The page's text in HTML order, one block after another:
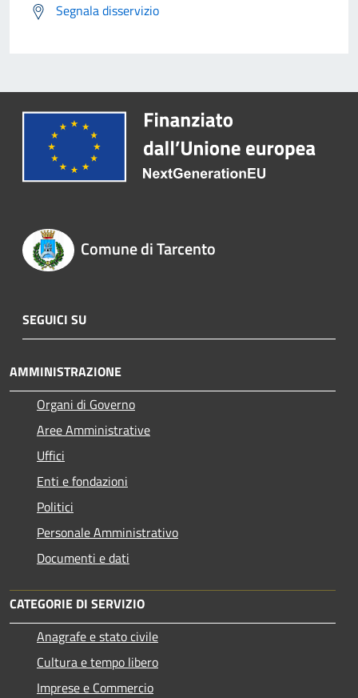
Segnala disservizio
Comune di Tarcento
SEGUICI SU
AMMINISTRAZIONE
Organi di Governo
Aree Amministrative
Uffici
Enti e fondazioni
Politici
Personale Amministrativo
Documenti e dati
CATEGORIE DI SERVIZIO
Anagrafe e stato civile
Cultura e tempo libero
Imprese e Commercio